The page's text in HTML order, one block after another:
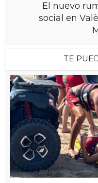
El nuevo
social en
TE